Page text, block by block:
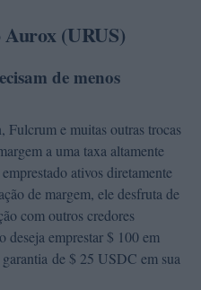
Aurox (URUS)
de menos
e muitas outras trocas
a uma taxa altamente
ativos diretamente
de margem, ele desfruta de
com outros credores
deseja emprestar $ 100 em
de $ 25 USDC em sua